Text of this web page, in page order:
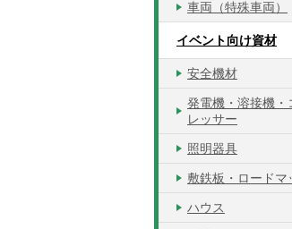
車両（特殊車両）
イベント向け資材
安全機材
発電機・溶接機・
レッサー
照明器具
敷鉄板・ロードマ
ハウス